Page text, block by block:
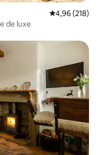
Évaluation
4,96 (218)
de luxe
appréciés